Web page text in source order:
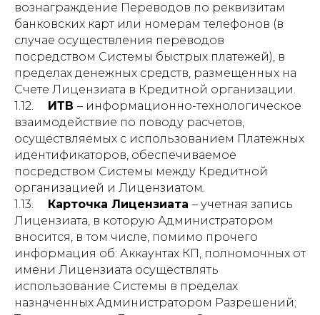
вознаграждение Переводов по реквизитам
банковских карт или номерам телефонов (в
случае осуществления переводов
посредством Системы быстрых платежей), в
пределах денежных средств, размещенных на
Счете Лицензиата в Кредитной организации.
1.12. ИТВ – информационно-технологическое
взаимодействие по поводу расчетов,
осуществляемых с использованием Платежных
идентификаторов, обеспечиваемое
посредством Системы между Кредитной
организацией и Лицензиатом.
1.13. Карточка Лицензиата – учетная запись
Лицензиата, в которую Администратором
вносится, в том числе, помимо прочего
информация об: Аккаунтах КП, полномочных от
имени Лицензиата осуществлять
использование Системы в пределах
назначенных Администратором Разрешений;